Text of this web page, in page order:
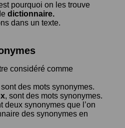
pourquoi on les trouve
dictionnaire.
dans un texte.
considéré comme
sont des mots synonymes.
, sont des mots synonymes.
deux synonymes que l’on
des synonymes en